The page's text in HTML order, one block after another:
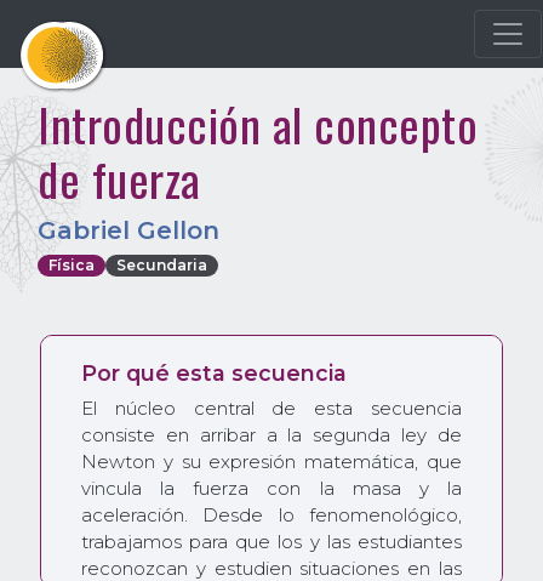
Introducción al concepto
de fuerza
Gabriel Gellon
Física Secundaria
Por qué esta secuencia
El núcleo central de esta secuencia
consiste en arribar a la segunda ley de
Newton y su expresión matemática, que
vincula la fuerza con la masa y la
aceleración. Desde lo fenomenológico,
trabajamos para que los y las estudiantes
reconozcan y estudien situaciones en las